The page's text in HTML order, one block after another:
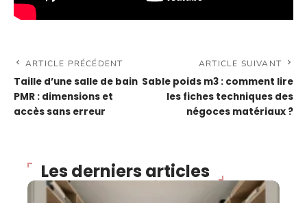
ARTICLE PRÉCÉDENT
Taille d’une salle de bain
PMR : dimensions et
accès sans erreur
ARTICLE SUIVANT
Sable poids m3 : comment lire
les fiches techniques des
négoces matériaux ?
Les derniers articles